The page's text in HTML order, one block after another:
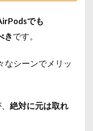
でも
きです。
なシーンでメリッ
絶対に元は取れ